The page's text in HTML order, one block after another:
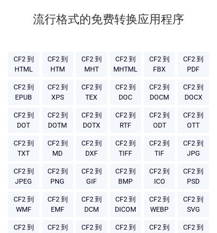
流行格式的免费转换应用程序
CF2 到
HTML
CF2 到
HTM
CF2 到
MHT
CF2 到
MHTML
CF2 到
FBX
CF2 到
PDF
CF2 到
EPUB
CF2 到
XPS
CF2 到
TEX
CF2 到
DOC
CF2 到
DOCM
CF2 到
DOCX
CF2 到
DOT
CF2 到
DOTM
CF2 到
DOTX
CF2 到
RTF
CF2 到
ODT
CF2 到
OTT
CF2 到
TXT
CF2 到
MD
CF2 到
DXF
CF2 到
TIFF
CF2 到
TIF
CF2 到
JPG
CF2 到
JPEG
CF2 到
PNG
CF2 到
GIF
CF2 到
BMP
CF2 到
ICO
CF2 到
PSD
CF2 到
WMF
CF2 到
EMF
CF2 到
DCM
CF2 到
DICOM
CF2 到
WEBP
CF2 到
SVG
CF2 到
CF2 到
CF2 到
CF2 到
CF2 到
CF2 到